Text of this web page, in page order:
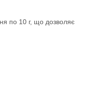
по 10 г, що дозволяє